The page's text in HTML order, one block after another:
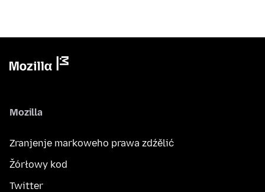
Mozilla
Zranjenje markoweho prawa zdźělić
Žórłowy kod
Twitter